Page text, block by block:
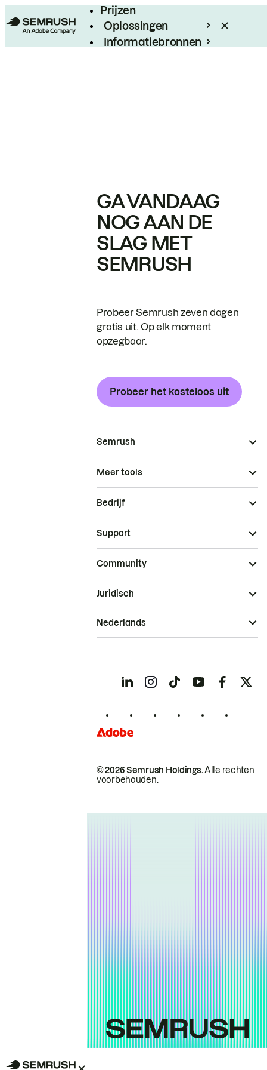
Prijzen
Oplossingen
Informatiebronnen
GA VANDAAG
NOG AAN DE
SLAG MET
SEMRUSH
Probeer Semrush zeven dagen
gratis uit. Op elk moment
opzegbaar.
Probeer het kosteloos uit
Semrush
Meer tools
Bedrijf
Support
Community
© 2026 Semrush Holdings.Alle rechten
voorbehouden.
Juridisch
Nederlands